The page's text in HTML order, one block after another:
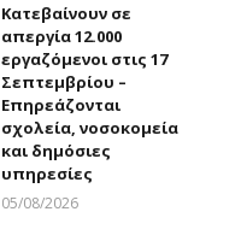
Κατεβαίνουν σε
απεργία 12.000
εργαζόμενοι στις 17
Σεπτεμβρίου –
Επηρεάζονται
σχολεία, νοσοκομεία
και δημόσιες
υπηρεσίες
05/08/2026